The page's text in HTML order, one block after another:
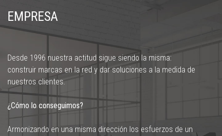
EMPRESA
Desde 1996 nuestra actitud sigue siendo la misma:
construir marcas en la red y dar soluciones a la medida de
nuestros clientes.
¿Cómo lo conseguimos?
Armonizando en una misma dirección los esfuerzos de un